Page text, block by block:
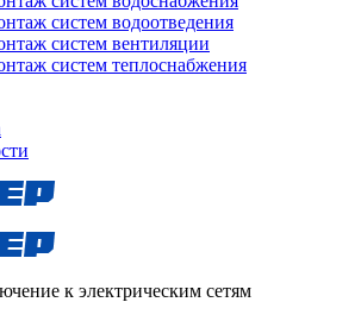
систем водоотведения
систем вентиляции
систем теплоснабжения
к электрическим сетям